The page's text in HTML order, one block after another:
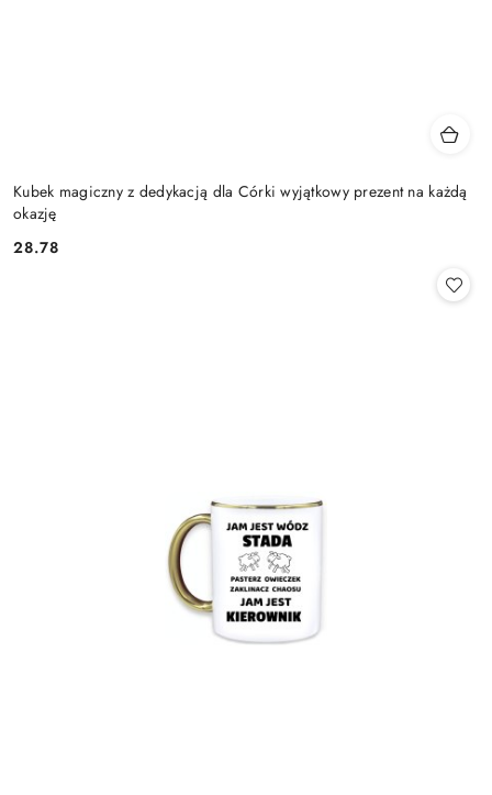
Kubek magiczny z dedykacją dla Córki wyjątkowy prezent na każdą
okazję
Cena:
28.78